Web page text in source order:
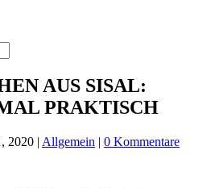
AUS SISAL:
PRAKTISCH
2020 | Allgemein | 0 Kommentare